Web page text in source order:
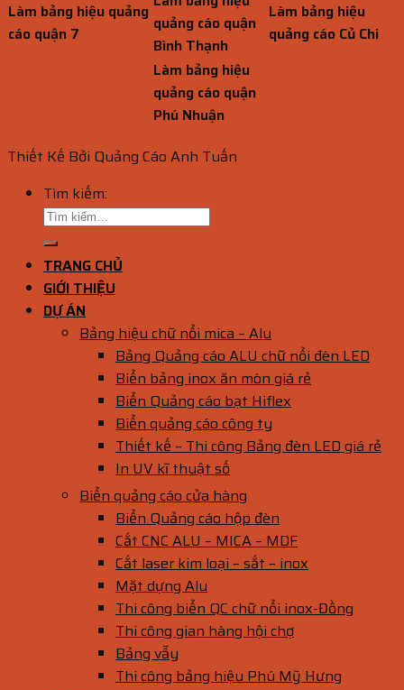
Làm bảng hiệu quảng
cáo quận 7
quảng cáo quận
Bình Thạnh
Làm bảng hiệu
quảng cáo Củ Chi
Làm bảng hiệu
quảng cáo quận
Phú Nhuận
Thiết Kế Bởi Quảng Cáo Anh Tuấn
Tìm kiếm:
TRANG CHỦ
GIỚI THIỆU
DỰ ÁN
Bảng hiệu chữ nổi mica – Alu
Bảng Quảng cáo ALU chữ nổi đèn LED
Biển bảng inox ăn mòn giá rẻ
Biển Quảng cáo bạt Hiflex
Biển quảng cáo công ty
Thiết kế – Thi công Bảng đèn LED giá rẻ
In UV kĩ thuật số
Biển quảng cáo cửa hàng
Biển Quảng cáo hộp đèn
Cắt CNC ALU – MICA – MDF
Cắt laser kim loại – sắt – inox
Mặt dựng Alu
Thi công biển QC chữ nổi inox-Đồng
Thi công gian hàng hội chợ
Bảng vẫy
Thi công bảng hiệu Phú Mỹ Hưng